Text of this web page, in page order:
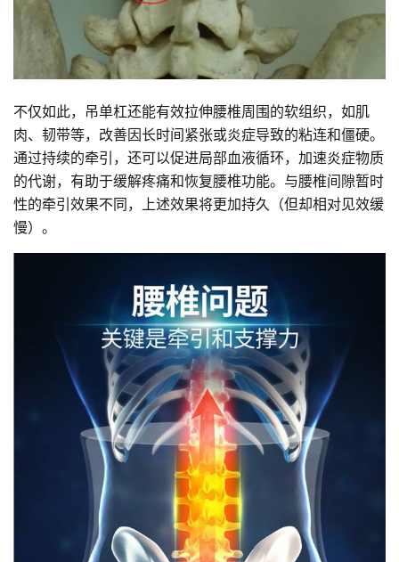
不仅如此，吊单杠还能有效拉伸腰椎周围的软组织，如肌
肉、韧带等，改善因长时间紧张或炎症导致的粘连和僵硬。
通过持续的牵引，还可以促进局部血液循环，加速炎症物质
的代谢，有助于缓解疼痛和恢复腰椎功能。与腰椎间隙暂时
性的牵引效果不同，上述效果将更加持久（但却相对见效缓
慢）。